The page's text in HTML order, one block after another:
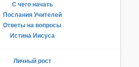
С чего начать
Послания Учителей
Ответы на вопросы
Истина Иисуса
Личный рост